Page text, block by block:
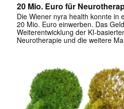
20 Mio. Euro für
Die Wiener nyra health konnte in
20 Mio. Euro einwerben. Das
Weiterentwicklung der KI-
Neurotherapie und die weitere